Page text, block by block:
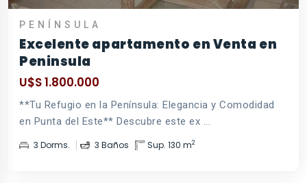
PENÍNSULA
Excelente apartamento en Venta en
Peninsula
U$S 1.800.000
**Tu Refugio en la Península: Elegancia y Comodidad
en Punta del Este** Descubre este ex ...
3 Dorms. 3 Baños Sup. 130 m2